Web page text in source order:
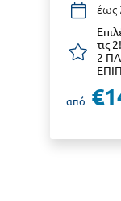
έως
τις 2!
2
από